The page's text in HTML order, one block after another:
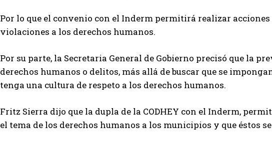
Por lo que el convenio con el Inderm permitirá realizar
violaciones a los derechos humanos.
Por su parte, la Secretaria General de Gobierno precisó que la
derechos humanos o delitos, más allá de buscar que se
tenga una cultura de respeto a los derechos humanos.
Fritz Sierra dijo que la dupla de la CODHEY con el Inderm,
el tema de los derechos humanos a los municipios y que éstos